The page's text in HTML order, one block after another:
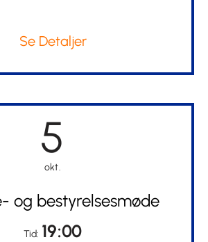
Se Detaljer
5
okt.
og bestyrelsesmøde
Tid: 19:00